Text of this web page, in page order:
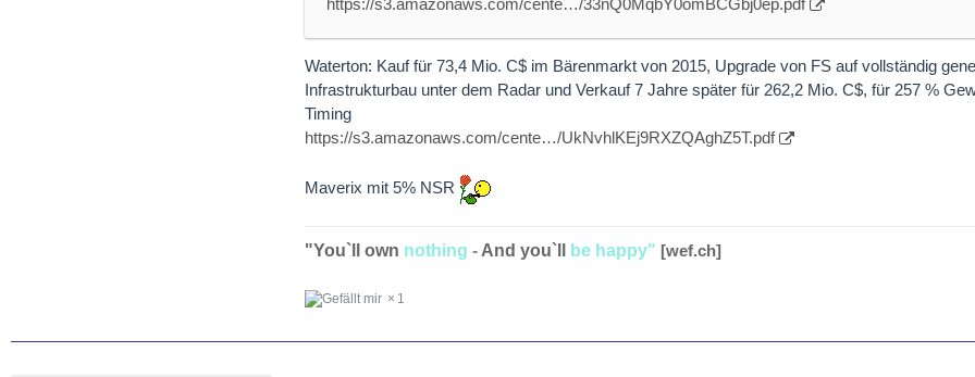
https://s3.amazonaws.com/cente…/33nQ0MqbY0omBCGbj0ep.pdf
Waterton: Kauf für 73,4 Mio. C$ im Bärenmarkt von 2015, Upgrade von FS auf vollständig
Infrastrukturbau unter dem Radar und Verkauf 7 Jahre später für 262,2 Mio. C$, für 257 %
Timing
https://s3.amazonaws.com/cente…/UkNvhlKEj9RXZQAghZ5T.pdf
Maverix mit 5% NSR
"You`ll own nothing - And you`ll be happy" [wef.ch]
1